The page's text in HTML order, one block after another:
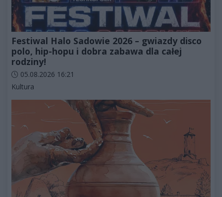
Festiwal Halo Sadowie 2026 – gwiazdy disco
polo, hip-hopu i dobra zabawa dla całej
rodziny!
Data dodania artykułu:
05.08.2026 16:21
Kategorie artykułu:
Kultura